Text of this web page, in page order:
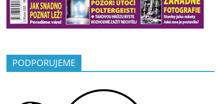
PODPORUJEME